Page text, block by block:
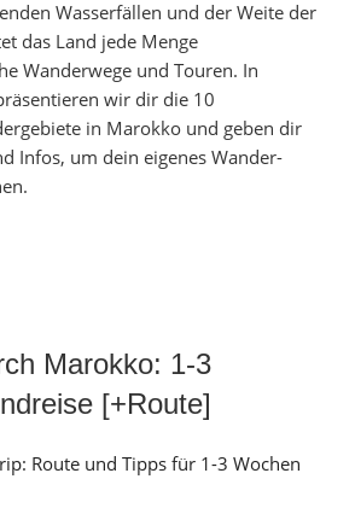
Wasserfällen und der Weite der
das Land jede Menge
Wanderwege und Touren. In
wir dir die 10
in Marokko und geben dir
Infos, um dein eigenes Wander-
Marokko: 1-3
[+Route]